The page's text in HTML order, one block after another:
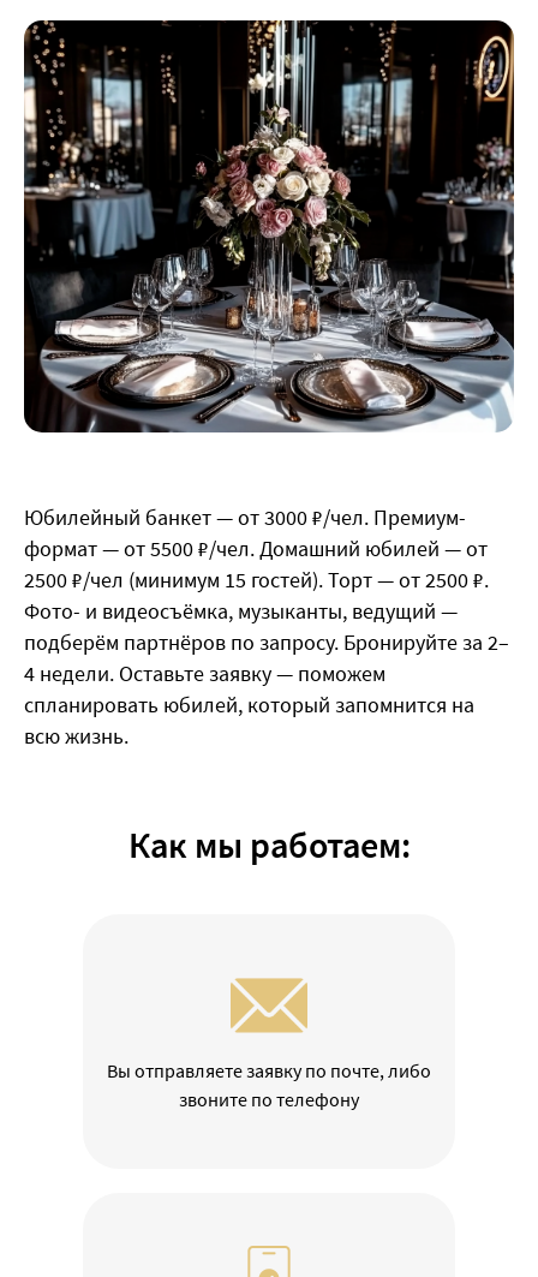
Юбилейный банкет — от 3000 ₽/чел. Премиум-
формат — от 5500 ₽/чел. Домашний юбилей — от
2500 ₽/чел (минимум 15 гостей). Торт — от 2500 ₽.
Фото- и видеосъёмка, музыканты, ведущий —
подберём партнёров по запросу. Бронируйте за 2–
4 недели. Оставьте заявку — поможем
спланировать юбилей, который запомнится на
всю жизнь.
Как мы работаем:
Вы отправляете заявку по почте, либо
звоните по телефону